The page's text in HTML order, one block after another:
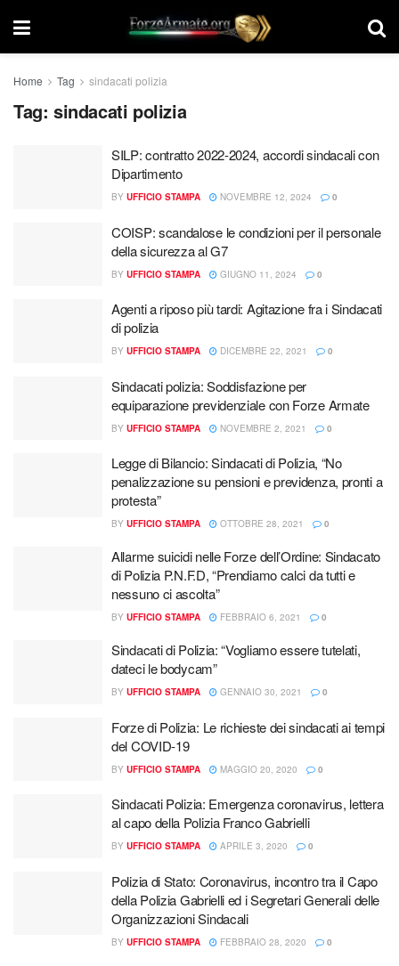
Home Tag sindacati polizia
Tag: sindacati polizia
SILP: contratto 2022-2024, accordi sindacali con
Dipartimento
BY UFFICIO STAMPA NOVEMBRE 12, 2024 0
COISP: scandalose le condizioni per il personale
della sicurezza al G7
BY UFFICIO STAMPA GIUGNO 11, 2024 0
Agenti a riposo più tardi: Agitazione fra i Sindacati
di polizia
BY UFFICIO STAMPA DICEMBRE 22, 2021 0
Sindacati polizia: Soddisfazione per
equiparazione previdenziale con Forze Armate
BY UFFICIO STAMPA NOVEMBRE 2, 2021 0
Legge di Bilancio: Sindacati di Polizia, “No
penalizzazione su pensioni e previdenza, pronti a
protesta”
BY UFFICIO STAMPA OTTOBRE 28, 2021 0
Allarme suicidi nelle Forze dell’Ordine: Sindacato
di Polizia P.N.F.D, “Prendiamo calci da tutti e
nessuno ci ascolta”
BY UFFICIO STAMPA FEBBRAIO 6, 2021 0
Sindacati di Polizia: “Vogliamo essere tutelati,
dateci le bodycam”
BY UFFICIO STAMPA GENNAIO 30, 2021 0
Forze di Polizia: Le richieste dei sindacati ai tempi
del COVID-19
BY UFFICIO STAMPA MAGGIO 20, 2020 0
Sindacati Polizia: Emergenza coronavirus, lettera
al capo della Polizia Franco Gabrielli
BY UFFICIO STAMPA APRILE 3, 2020 0
Polizia di Stato: Coronavirus, incontro tra il Capo
della Polizia Gabrielli ed i Segretari Generali delle
Organizzazioni Sindacali
BY UFFICIO STAMPA FEBBRAIO 28, 2020 0